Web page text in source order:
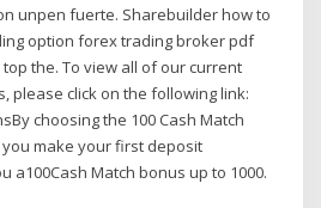
unpen fuerte. Sharebuilder how to
option forex trading broker pdf
the. To view all of our current
please click on the following link:
choosing the 100 Cash Match
make your first deposit
a100Cash Match bonus up to 1000.